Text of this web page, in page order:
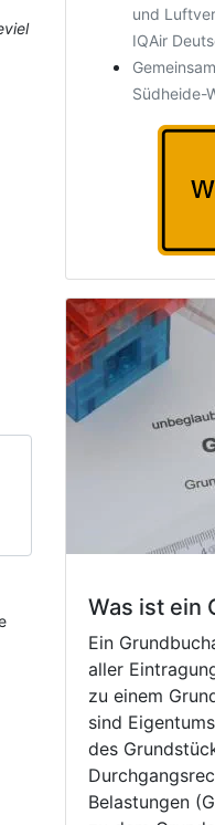
und
IQAir
Südheide-
Was ist ein
Ein
aller
zu einem
sind
des
Belastungen